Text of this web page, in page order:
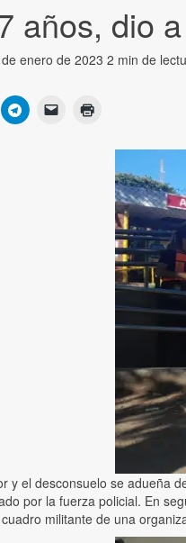
años, dio
enero de 2023 2 min de
y el desconsuelo se adueña
por la fuerza policial. En
militante de una